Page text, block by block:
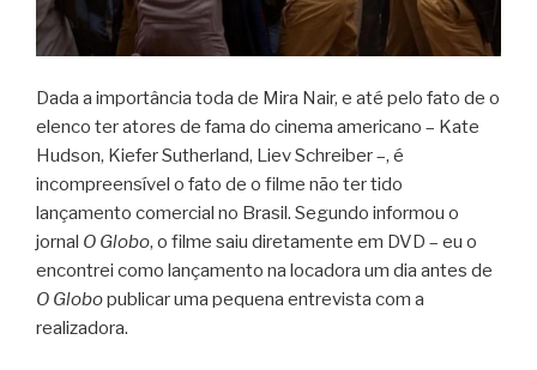
Dada a importância toda de Mira Nair, e até pelo fato de o
elenco ter atores de fama do cinema americano – Kate
Hudson, Kiefer Sutherland, Liev Schreiber –, é
incompreensível o fato de o filme não ter tido
lançamento comercial no Brasil. Segundo informou o
jornal O Globo, o filme saiu diretamente em DVD – eu o
encontrei como lançamento na locadora um dia antes de
O Globopublicar uma pequena entrevista com a
realizadora.